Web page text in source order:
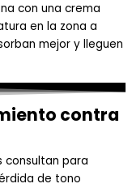
con una crema
en la zona a
mejor y lleguen
contra
consultan para
de tono